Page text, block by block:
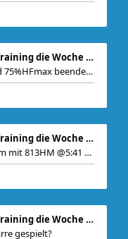
Re: Sub 3:20h mit 3-4 mal Training die Woche machb
Woche mit 15,6km@6:03 und 75%HFmax beendet. Gepl
Re: Sub 3:20h mit 3-4 mal Training die Woche machb
Before-Breakfast-MLR: 21,4km mit 813HM @5:41 70%
Re: Sub 3:20h mit 3-4 mal Training die Woche machb
gespielt?